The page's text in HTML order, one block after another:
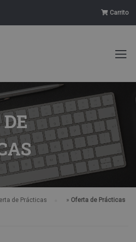
Carrito
de Prácticas » Oferta de Prácticas